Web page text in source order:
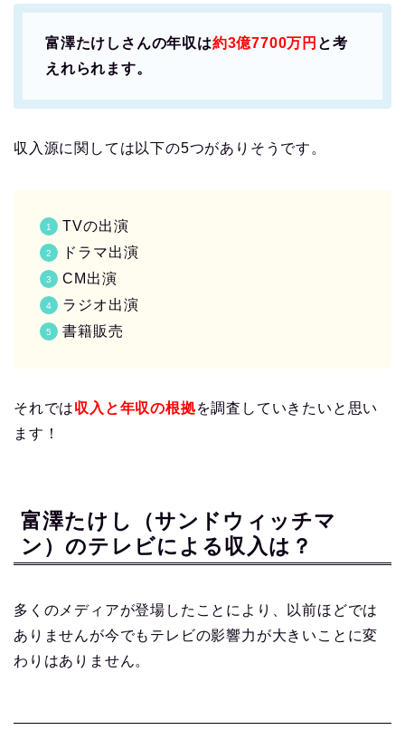
富澤たけしさんの年収は約3億7700万円 と考
えれられます。
収入源に関しては以下の5つがありそうです。
TVの出演
ドラマ出演
CM出演
ラジオ出演
書籍販売
それでは収入と年収の根拠を調査していきたいと思い
ます！
富澤たけし（サンドウィッチマ
ン）のテレビによる収入は？
多くのメディアが登場したことにより、以前ほどでは
ありませんが今でもテレビの影響力が大きいことに変
わりはありません。